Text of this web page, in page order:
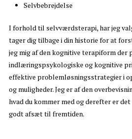
Selvbebrejdelse
I forhold til selvværdsterapi, har jeg
tager dig tilbage i din historie for at
jeg mig af den kognitive terapiform der
indlæringspsykologiske og kognitive
effektive problemløsningsstrategier i
og muligheder. Jeg er af den
hvad du kommer med og derefter er
godt afsæt til fremtiden.